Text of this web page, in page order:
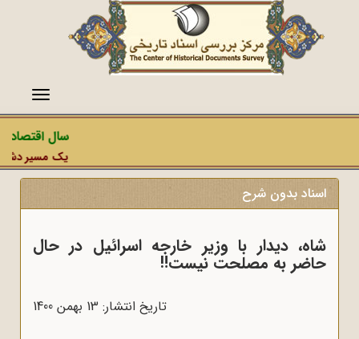
منو
سال اقتصاد
یک مسیر
اسناد بدون شرح
شاه، دیدار با وزیر خارجه اسرائیل در حال
حاضر به مصلحت نیست‼
تاریخ انتشار: 13 بهمن 1400